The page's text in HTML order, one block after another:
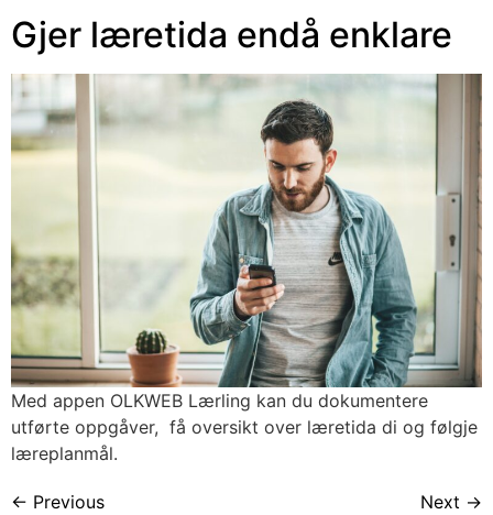
Gjer læretida endå enklare
Med appen OLKWEB Lærling kan du dokumentere
utførte oppgåver,  få oversikt over læretida di og følgje
læreplanmål.
← Previous Next →